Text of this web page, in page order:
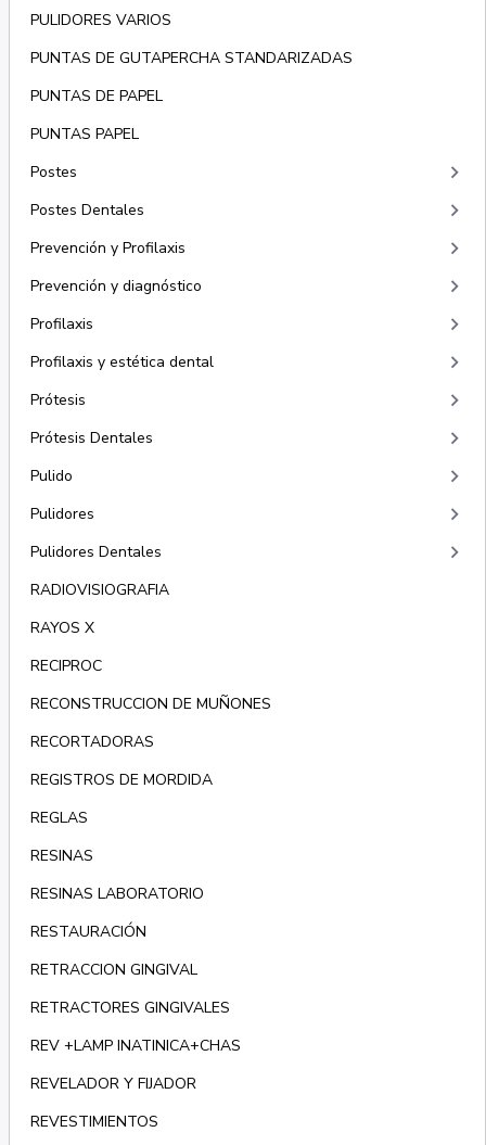
PULIDORES VARIOS
PUNTAS DE GUTAPERCHA STANDARIZADAS
PUNTAS DE PAPEL
PUNTAS PAPEL
Postes
keyboard_arrow_right
Postes Dentales keyboard_arrow_right
Prevención y Profilaxis keyboard_arrow_right
Prevención y diagnóstico keyboard_arrow_right
Profilaxis keyboard_arrow_right
Profilaxis y estética dental keyboard_arrow_right
Prótesis keyboard_arrow_right
Prótesis Dentales keyboard_arrow_right
Pulido keyboard_arrow_right
Pulidores keyboard_arrow_right
Pulidores Dentales keyboard_arrow_right
RADIOVISIOGRAFIA
RAYOS X
RECIPROC
RECONSTRUCCION DE MUÑONES
RECORTADORAS
REGISTROS DE MORDIDA
REGLAS
RESINAS
RESINAS LABORATORIO
RESTAURACIÓN
RETRACCION GINGIVAL
RETRACTORES GINGIVALES
REV +LAMP INATINICA+CHAS
REVELADOR Y FIJADOR
REVESTIMIENTOS